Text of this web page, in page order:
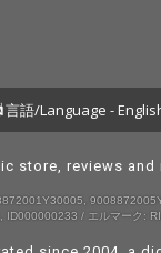
言語/Language -
store, reviews and
ID000000233 / エルマーク: